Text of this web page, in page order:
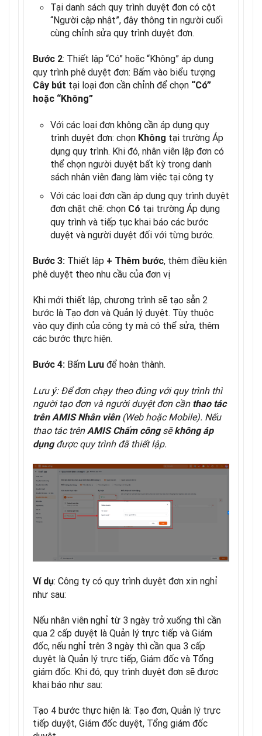
Tại danh sách quy trình duyệt đơn có cột
“Người cập nhật”, đây thông tin người cuối
cùng chỉnh sửa quy trình duyệt đơn.
Bước 2: Thiết lập “Có” hoặc “Không” áp dụng
quy trình phê duyệt đơn: Bấm vào biểu tượng
Cây bút tại loại đơn cần chỉnh để chọn “Có”
hoặc “Không”
Với các loại đơn không cần áp dụng quy
trình duyệt đơn: chọn Không tại trường Áp
dụng quy trình. Khi đó, nhân viên lập đơn có
thể chọn người duyệt bất kỳ trong danh
sách nhân viên đang làm việc tại công ty
Với các loại đơn cần áp dụng quy trình duyệt
đơn chặt chẽ: chọn Có tại trường Áp dụng
quy trình và tiếp tục khai báo các bước
duyệt và người duyệt đối với từng bước.
Bước 3: Thiết lập + Thêm bước, thêm điều kiện
phê duyệt theo nhu cầu của đơn vị
Khi mới thiết lập, chương trình sẽ tạo sẵn 2
bước là Tạo đơn và Quản lý duyệt. Tùy thuộc
vào quy định của công ty mà có thể sửa, thêm
các bước thực hiện.
Bước 4: Bấm Lưu để hoàn thành.
Lưu ý: Để đơn chạy theo đúng với quy trình thì
người tạo đơn và người duyệt đơn cần thao tác
trên AMIS Nhân viên(Web hoặc Mobile). Nếu
thao tác trênAMIS Chấm côngsẽkhông áp
dụngđược quy trình đã thiết lập.
Ví dụ: Công ty có quy trình duyệt đơn xin nghỉ
như sau:
Nếu nhân viên nghỉ từ 3 ngày trở xuống thì cần
qua 2 cấp duyệt là Quản lý trực tiếp và Giám
đốc, nếu nghỉ trên 3 ngày thì cần qua 3 cấp
duyệt là Quản lý trực tiếp, Giám đốc và Tổng
giám đốc. Khi đó, quy trình duyệt đơn sẽ được
khai báo như sau:
Tạo 4 bước thực hiện là: Tạo đơn, Quản lý trực
tiếp duyệt, Giám đốc duyệt, Tổng giám đốc